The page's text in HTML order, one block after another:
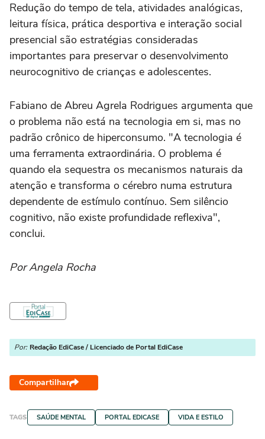
Redução do tempo de tela, atividades analógicas,
leitura física, prática desportiva e interação social
presencial são estratégias consideradas
importantes para preservar o desenvolvimento
neurocognitivo de crianças e adolescentes.
Fabiano de Abreu Agrela Rodrigues argumenta que
o problema não está na tecnologia em si, mas no
padrão crônico de hiperconsumo. "A tecnologia é
uma ferramenta extraordinária. O problema é
quando ela sequestra os mecanismos naturais da
atenção e transforma o cérebro numa estrutura
dependente de estímulo contínuo. Sem silêncio
cognitivo, não existe profundidade reflexiva",
conclui.
Por Angela Rocha
Por: Redação EdiCase / Licenciado de Portal EdiCase
Compartilhar
TAGS SAÚDE MENTAL PORTAL EDICASE VIDA E ESTILO